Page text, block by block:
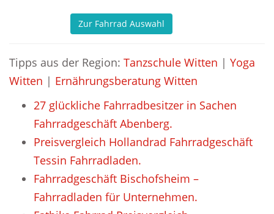
Zur Fahrrad Auswahl
Tipps aus der Region: Tanzschule Witten | Yoga
Witten | Ernährungsberatung Witten
27 glückliche Fahrradbesitzer in Sachen
Fahrradgeschäft Abenberg.
Preisvergleich Hollandrad Fahrradgeschäft
Tessin Fahrradladen.
Fahrradgeschäft Bischofsheim –
Fahrradladen für Unternehmen.